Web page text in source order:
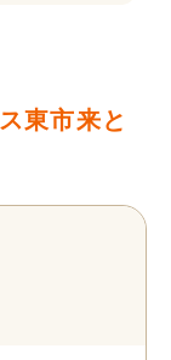
東市来と